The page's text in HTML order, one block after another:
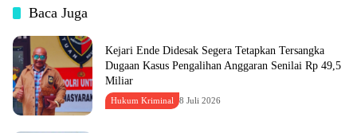
Baca Juga
Kejari Ende Didesak Segera Tetapkan Tersangka
Dugaan Kasus Pengalihan Anggaran Senilai Rp 49,5
Miliar
Hukum Kriminal 8 Juli 2026